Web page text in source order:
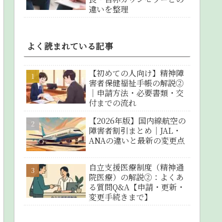
違いを整理
よく読まれている記事
【初めての人向け】精神障
害者保健福祉手帳の解説②
｜申請方法・必要書類・交
付までの流れ
【2026年版】国内線航空の
障害者割引まとめ｜JAL・
ANAの違いと最新の変更点
自立支援医療制度（精神通
院医療）の解説②：よくあ
る質問Q&A【申請・更新・
変更手続きまで】